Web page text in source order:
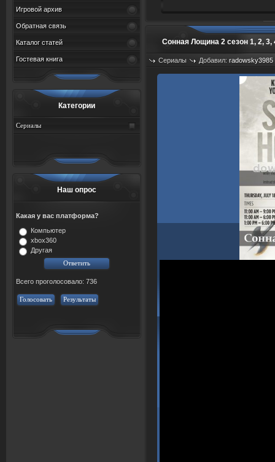
Игровой архив
Обратная связь
Каталог статей
Гостевая книга
Категории
Сериалы
Наш опрос
Какая у вас платформа?
Компьютер
xbox360
Другая
Всего проголосовало: 736
Голосовать Результаты
Сонная Лощина 2 сезон 1, 2, 3,
Сериалы Добавил: radowsky3985
Просмотров: 446